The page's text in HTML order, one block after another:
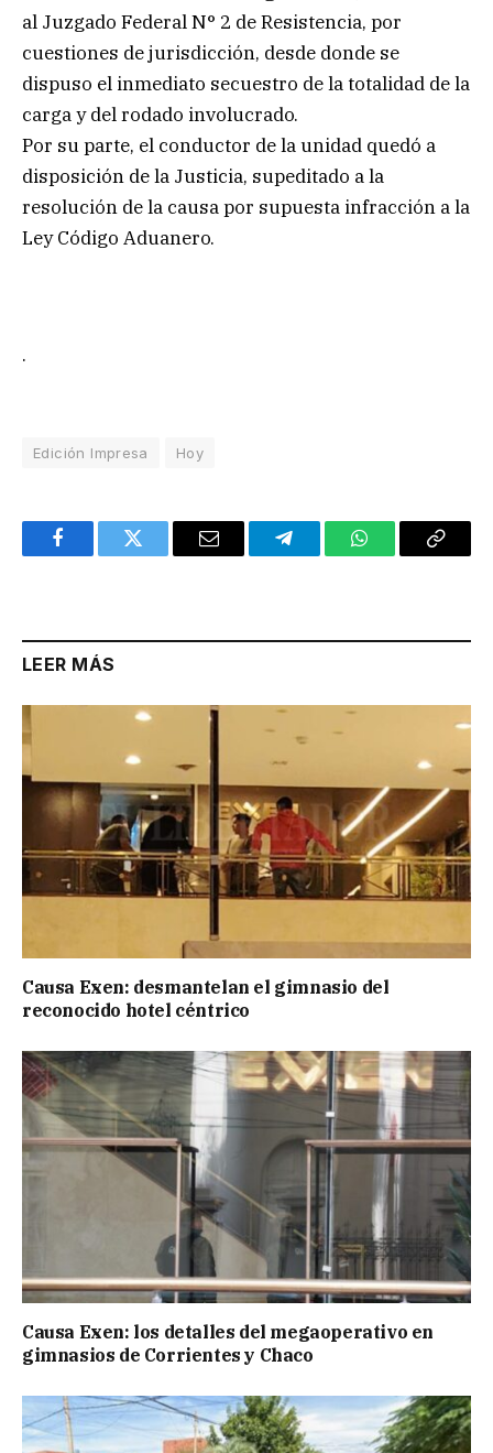
al Juzgado Federal N° 2 de Resistencia, por
cuestiones de jurisdicción, desde donde se
dispuso el inmediato secuestro de la totalidad de la
carga y del rodado involucrado.
Por su parte, el conductor de la unidad quedó a
disposición de la Justicia, supeditado a la
resolución de la causa por supuesta infracción a la
Ley Código Aduanero.
.
Edición Impresa Hoy
FacebookTwitter Email TelegramWhatsAppCopy
LEER MÁS
Causa Exen: desmantelan el gimnasio del
reconocido hotel céntrico
Causa Exen: los detalles del megaoperativo en
gimnasios de Corrientes y Chaco